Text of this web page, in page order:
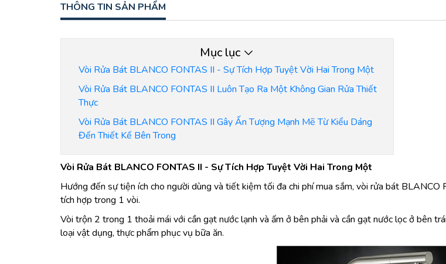
THÔNG TIN SẢN PHẨM
Mục lục
Vòi Rửa Bát BLANCO FONTAS II - Sự Tích Hợp Tuyệt Vời Hai Trong Một
Vòi Rửa Bát BLANCO FONTAS II Luôn Tạo Ra Một Không Gian Rửa Thiết
Thực
Vòi Rửa Bát BLANCO FONTAS II Gây Ấn Tượng Mạnh Mẽ Từ Kiểu Dáng
Đến Thiết Kế Bên Trong
Vòi Rửa Bát BLANCO FONTAS II - Sự Tích Hợp Tuyệt Vời Hai Trong Một
Hướng đến sự tiện ích cho người dùng và tiết kiệm tối đa chi phí mua sắm, vòi rửa bát
tích hợp trong 1 vòi.
Vòi trộn 2 trong 1 thoải mái với cần gạt nước lạnh và ấm ở bên phải và cần gạt nước lọc ở bên
loại vật dụng, thực phẩm phục vụ bữa ăn.